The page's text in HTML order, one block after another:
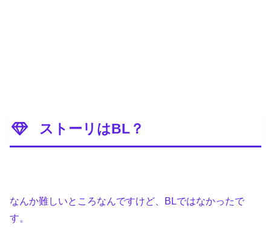
ストーリはBL？
なんか難しいところなんですけど、BLではなかったで
す。